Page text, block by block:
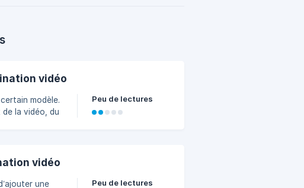
vidéo
modèle.
de la vidéo, du
Peu de lectures
vidéo
une
Peu de lectures